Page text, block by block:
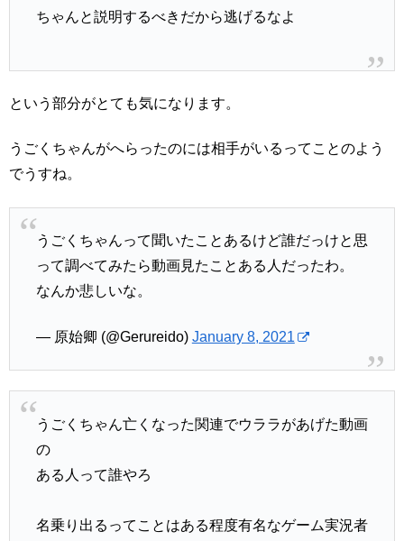
ちゃんと説明するべきだから逃げるなよ
という部分がとても気になります。
うごくちゃんがへらったのには相手がいるってことのよう
でうすね。
うごくちゃんって聞いたことあるけど誰だっけと思
って調べてみたら動画見たことある人だったわ。
なんか悲しいな。
— 原始卿 (@Gerureido) January 8, 2021
うごくちゃん亡くなった関連でウララがあげた動画
の
ある人って誰やろ
名乗り出るってことはある程度有名なゲーム実況者